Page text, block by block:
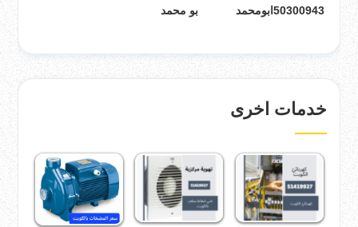
50300943ابومحمد بو محمد
خدمات اخرى